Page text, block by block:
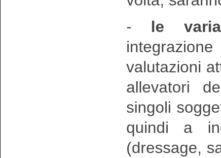
- le
valutazioni
allevatori
singoli
quindi a
(dressage,